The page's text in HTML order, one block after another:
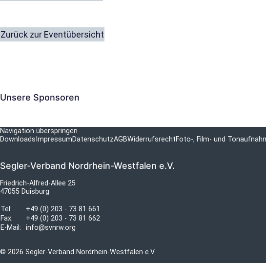
Zurück zur Eventübersicht
Unsere Sponsoren
Navigation überspringen
Downloads ImpressumDatenschutzAGBWiderrufsrechtFoto-, Film- und
Segler-Verband Nordrhein-Westfalen e.V.
Friedrich-Alfred-Allee 25
47055 Duisburg
Tel:
+49 (0) 203 - 73 81 661
Fax:
+49 (0) 203 - 73 81 662
E-Mail:
info@svnrw.org
© 2026 Segler-Verband Nordrhein-Westfalen e.V.